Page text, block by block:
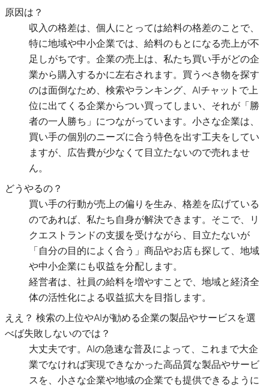
原因は？
収入の格差は、個人にとっては給料の格差のことで、
特に地域や中小企業では、給料のもとになる売上が不
足しがちです。企業の売上は、私たち買い手がどの企
業から購入するかに左右されます。買うべき物を探す
のは面倒なため、検索やランキング、AIチャットで上
位に出てくる企業からつい買ってしまい、それが「勝
者の一人勝ち」につながっています。小さな企業は、
買い手の個別のニーズに合う特色を出す工夫をしてい
ますが、広告費が少なくて目立たないので売れませ
ん。
どうやるの？
買い手の行動が売上の偏りを生み、格差を広げている
のであれば、私たち自身が解決できます。そこで、リ
クエストランドの支援を受けながら、目立たないが
「自分の目的によく合う」商品やお店も探して、地域
や中小企業にも収益を分配します。
経営者は、社員の給料を増やすことで、地域と経済全
体の活性化による収益拡大を目指します。
ええ？ 検索の上位やAIが勧める企業の製品やサービスを選
べば失敗しないのでは？
大丈夫です。AIの急速な普及によって、これまで大企
業でなければ実現できなかった高品質な製品やサービ
スを、小さな企業や地域の企業でも提供できるように